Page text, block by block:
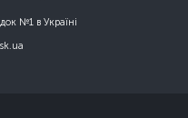
№1 в Україні